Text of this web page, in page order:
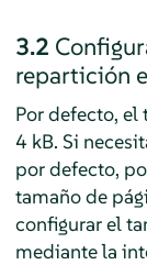
3.2
repartición
Por defecto, el
4 kB. Si
por defecto,
tamaño de
configurar el
mediante la